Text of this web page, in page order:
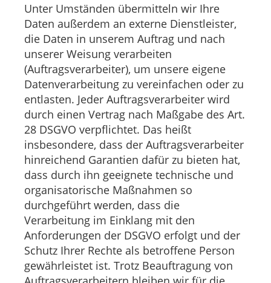
Unter Umständen übermitteln wir Ihre
Daten außerdem an externe Dienstleister,
die Daten in unserem Auftrag und nach
unserer Weisung verarbeiten
(Auftragsverarbeiter), um unsere eigene
Datenverarbeitung zu vereinfachen oder zu
entlasten. Jeder Auftragsverarbeiter wird
durch einen Vertrag nach Maßgabe des Art.
28 DSGVO verpflichtet. Das heißt
insbesondere, dass der Auftragsverarbeiter
hinreichend Garantien dafür zu bieten hat,
dass durch ihn geeignete technische und
organisatorische Maßnahmen so
durchgeführt werden, dass die
Verarbeitung im Einklang mit den
Anforderungen der DSGVO erfolgt und der
Schutz Ihrer Rechte als betroffene Person
gewährleistet ist. Trotz Beauftragung von